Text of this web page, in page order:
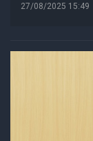
27/08/2025 15:49